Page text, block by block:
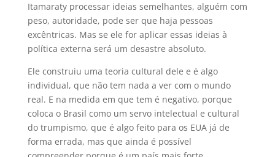
Itamaraty processar ideias semelhantes, alguém com
peso, autoridade, pode ser que haja pessoas
excêntricas. Mas se ele for aplicar essas ideias à
política externa será um desastre absoluto.
Ele construiu uma teoria cultural dele e é algo
individual, que não tem nada a ver com o mundo
real. E na medida em que tem é negativo, porque
coloca o Brasil como um servo intelectual e cultural
do trumpismo, que é algo feito para os EUA já de
forma errada, mas que ainda é possível